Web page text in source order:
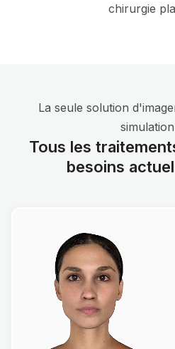
chirurgie
La seule solution
Tous les
besoins